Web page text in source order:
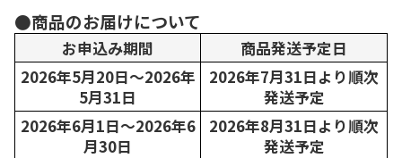
●商品のお届けについて
お申込み期間
商品発送予定日
2026年5月20日～2026年
5月31日
2026年7月31日より順次
発送予定
2026年6月1日～2026年6
月30日
2026年8月31日より順次
発送予定